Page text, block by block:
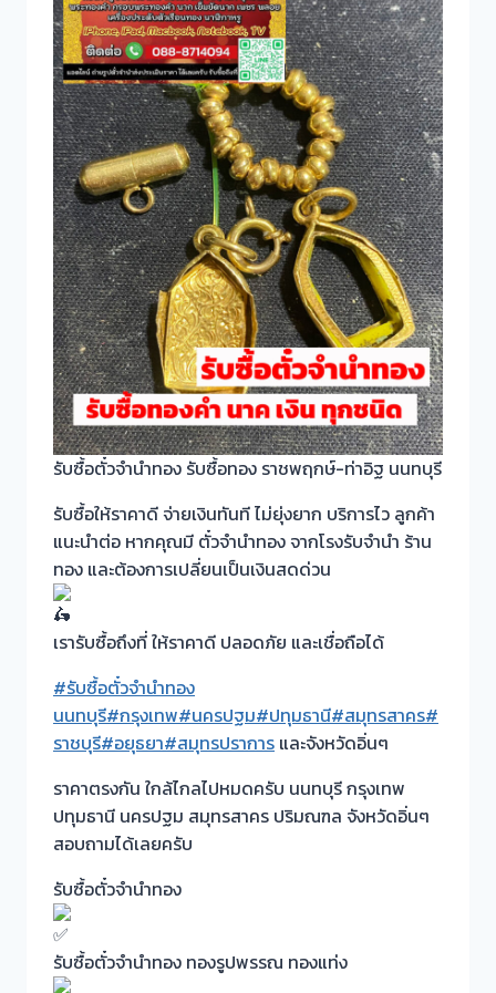
รับซื้อตั๋วจำนำทอง รับซื้อทอง ราชพฤกษ์-ท่าอิฐ นนทบุรี
รับซื้อให้ราคาดี จ่ายเงินทันที ไม่ยุ่งยาก บริการไว ลูกค้า
แนะนำต่อ หากคุณมี ตั๋วจำนำทอง จากโรงรับจำนำ ร้าน
ทอง และต้องการเปลี่ยนเป็นเงินสดด่วน
เรารับซื้อถึงที่ ให้ราคาดี ปลอดภัย และเชื่อถือได้
#รับซื้อตั๋วจำนำทอง
นนทบุรี#กรุงเทพ#นครปฐม#ปทุมธานี#สมุทรสาคร#
ราชบุรี#อยุธยา#สมุทรปราการ และจังหวัดอิ่นๆ
ราคาตรงกัน ใกล้ไกลไปหมดครับ นนทบุรี กรุงเทพ
ปทุมธานี นครปฐม สมุทรสาคร ปริมณฑล จังหวัดอิ่นๆ
สอบถามได้เลยครับ
รับซื้อตั๋วจำนำทอง
รับซื้อตั๋วจำนำทอง ทองรูปพรรณ ทองแท่ง